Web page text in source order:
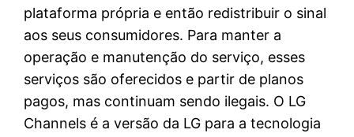
plataforma própria e então redistribuir o sinal
aos seus consumidores. Para manter a
operação e manutenção do serviço, esses
serviços são oferecidos e partir de planos
pagos, mas continuam sendo ilegais. O LG
Channels é a versão da LG para a tecnologia